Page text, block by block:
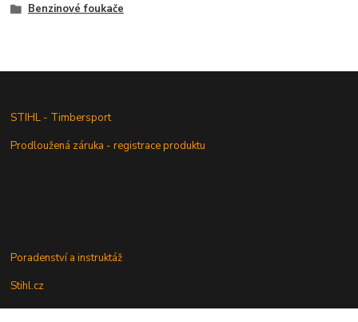
Benzinové foukače
STIHL - Timbersport
Prodloužená záruka - registrace produktu
Poradenství a instruktáž
Stihl.cz